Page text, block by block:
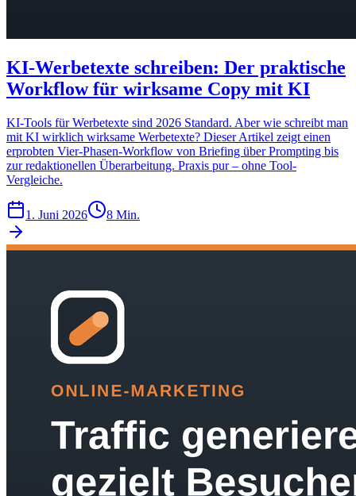
KI-Werbetexte schreiben: Der praktische
Workflow für wirksame Copy mit KI
KI-Tools für Werbetexte sind 2026 Standard. Aber wie schreibt man
mit KI wirklich wirksame Werbetexte? Dieser Artikel zeigt einen
erprobten Vier-Phasen-Workflow von Briefing über Prompting bis
zur redaktionellen Überarbeitung. Praxis pur – ohne Tool-
Vergleiche.
1. Juni 2026 8 Min.